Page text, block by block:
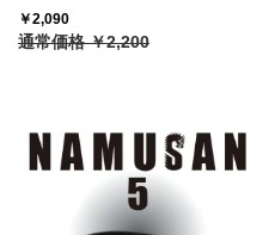
￥2,090
通常価格 ￥2,200